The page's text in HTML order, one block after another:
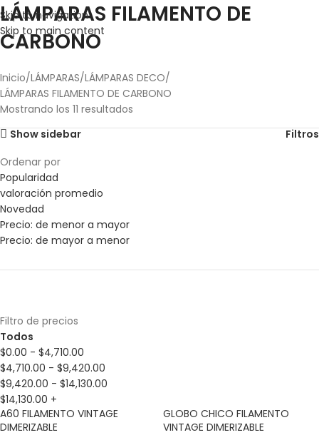
Skip to navigation
Skip to main content
LÁMPARAS FILAMENTO DE
CARBONO
Inicio LÁMPARAS LÁMPARAS DECO
LÁMPARAS FILAMENTO DE CARBONO
Mostrando los 11 resultados
Show sidebar
Filtros
Ordenar por
Popularidad
valoración promedio
Novedad
Precio: de menor a mayor
Precio: de mayor a menor
Filtro de precios
Todos
$0.00 - $4,710.00
$4,710.00 - $9,420.00
$9,420.00 - $14,130.00
$14,130.00 +
A60 FILAMENTO VINTAGE
DIMERIZABLE
GLOBO CHICO FILAMENTO
VINTAGE DIMERIZABLE